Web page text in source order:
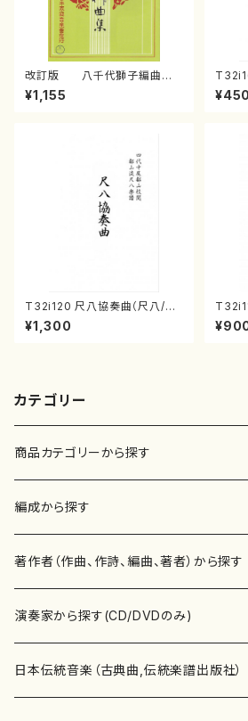
改訂版 八千代獅子編曲
（編曲八千代獅子）(/宮城道
雄/楽譜）
¥1,155
検校/
番
¥450
T32i120 尺八協奏曲（尺八/二
代 山本邦山/尺八/都山式譜）都
山流公刊楽譜曲番:569
¥1,300
遊歩
山式
カテゴリー
商品カテゴリーから探す
楽譜
書籍
書籍
テキストブック
CD・DVD
チケット
編成から探す
邦楽器
箏・琴（ソロ）
箏・琴（合奏）
合唱
混声合唱
歌・声
著作者（作曲、作詩、編曲、著者）から探す
あ行
青木省三(アオキ ショウゾウ)
か行
演奏家から探す(CD/DVDのみ)
邦楽（箏、三味線、尺八等）演奏家
日本伝統音楽（古典曲,伝統楽譜出版社）